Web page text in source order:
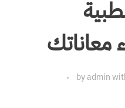
معاناتك
byadmin